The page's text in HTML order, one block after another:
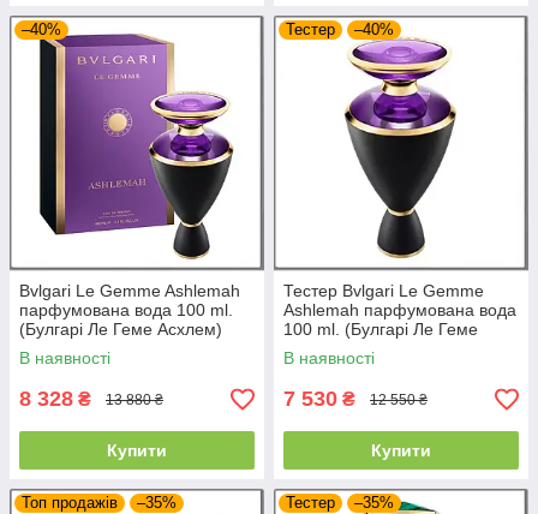
–40%
Bvlgari Le Gemme Ashlemah
парфумована вода 100 ml.
(Булгарі Ле Геме Асхлем)
В наявності
8 328 ₴ 13 880 ₴
Купити
Тестер –40%
Тестер Bvlgari Le Gemme
Ashlemah парфумована вода
100 ml. (Булгарі Ле Геме
Асхлем)
В наявності
7 530 ₴ 12 550 ₴
Купити
Топ продажів –35% Тестер –35%